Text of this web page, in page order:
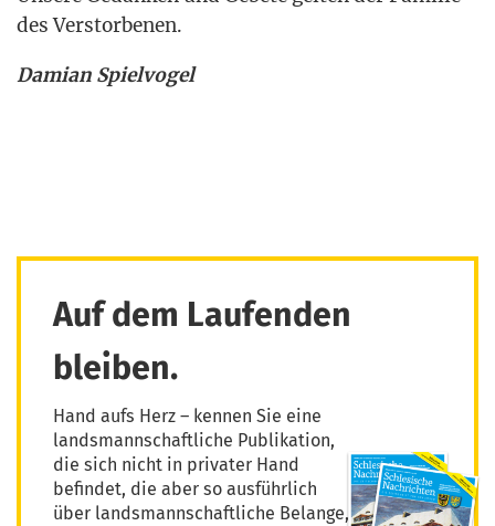
des Verstorbenen.
Dami­an Spielvogel
Auf dem Laufenden
bleiben.
Hand aufs Herz – kennen Sie eine
landsmannschaftliche Publikation,
die sich nicht in privater Hand
befindet, die aber so ausführlich
über landsmannschaftliche Belange,